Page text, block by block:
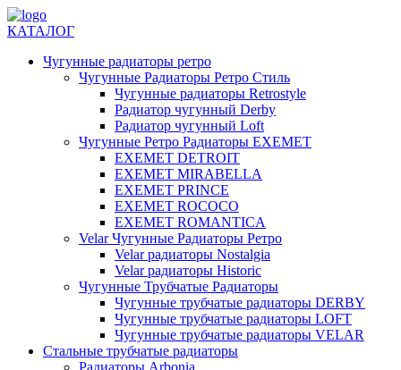
КАТАЛОГ
Чугунные радиаторы ретро
Чугунные Радиаторы Ретро Стиль
Чугунные радиаторы Retrostyle
Радиатор чугунный Derby
Радиатор чугунный Loft
Чугунные Ретро Радиаторы EXEMET
EXEMET DETROIT
EXEMET MIRABELLA
EXEMET PRINCE
EXEMET ROCOCO
EXEMET ROMANTICA
Velar Чугунные Радиаторы Ретро
Velar радиаторы Nostalgia
Velar радиаторы Historic
Чугунные Трубчатые Радиаторы
Чугунные трубчатые радиаторы DERBY
Чугунные трубчатые радиаторы LOFT
Чугунные трубчатые радиаторы VELAR
Стальные трубчатые радиаторы
Радиаторы Arbonia